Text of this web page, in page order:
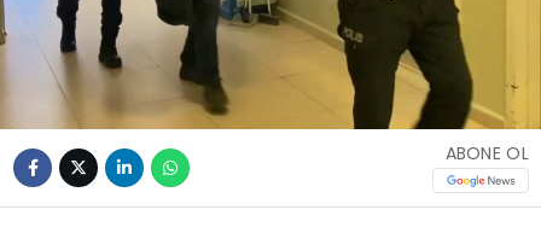
ABONE OL